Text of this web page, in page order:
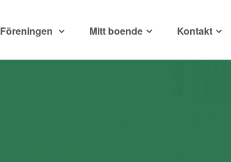
Föreningen Mitt boende Kontakt